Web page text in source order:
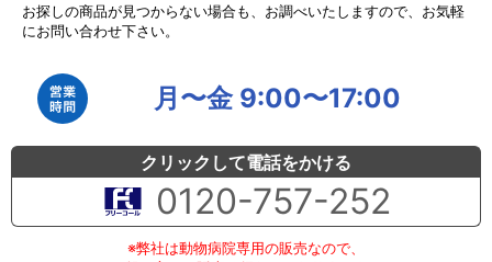
お探しの商品が見つからない場合も、お調べいたしますので、お気軽
にお問い合わせ下さい。
月〜金 9:00〜17:00
クリックして電話をかける
0120-757-252
※弊社は動物病院専用の販売なので、